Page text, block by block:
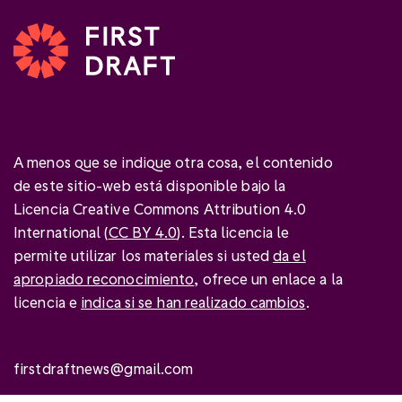
A menos que se indique otra cosa, el contenido
de este sitio-web está disponible bajo la
Licencia Creative Commons Attribution 4.0
International (CC BY 4.0). Esta licencia le
permite utilizar los materiales si ustedda el
apropiado reconocimiento, ofrece un enlace a la
licencia e indica si se han realizado cambios.
firstdraftnews@gmail.com